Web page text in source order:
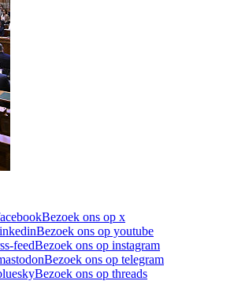
Bezoek ons op x
Bezoek ons op youtube
feedBezoek ons op instagram
Bezoek ons op telegram
Bezoek ons op threads